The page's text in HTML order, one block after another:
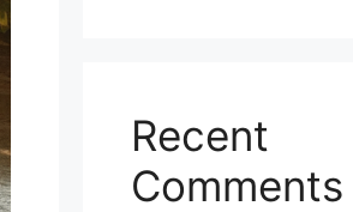
Recent
Comments